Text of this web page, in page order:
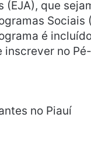
(EJA), que
Sociais
é
inscrever no
no Piauí